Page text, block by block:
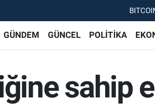
GRAM
GÜNDEM GÜNCEL POLİTİKA